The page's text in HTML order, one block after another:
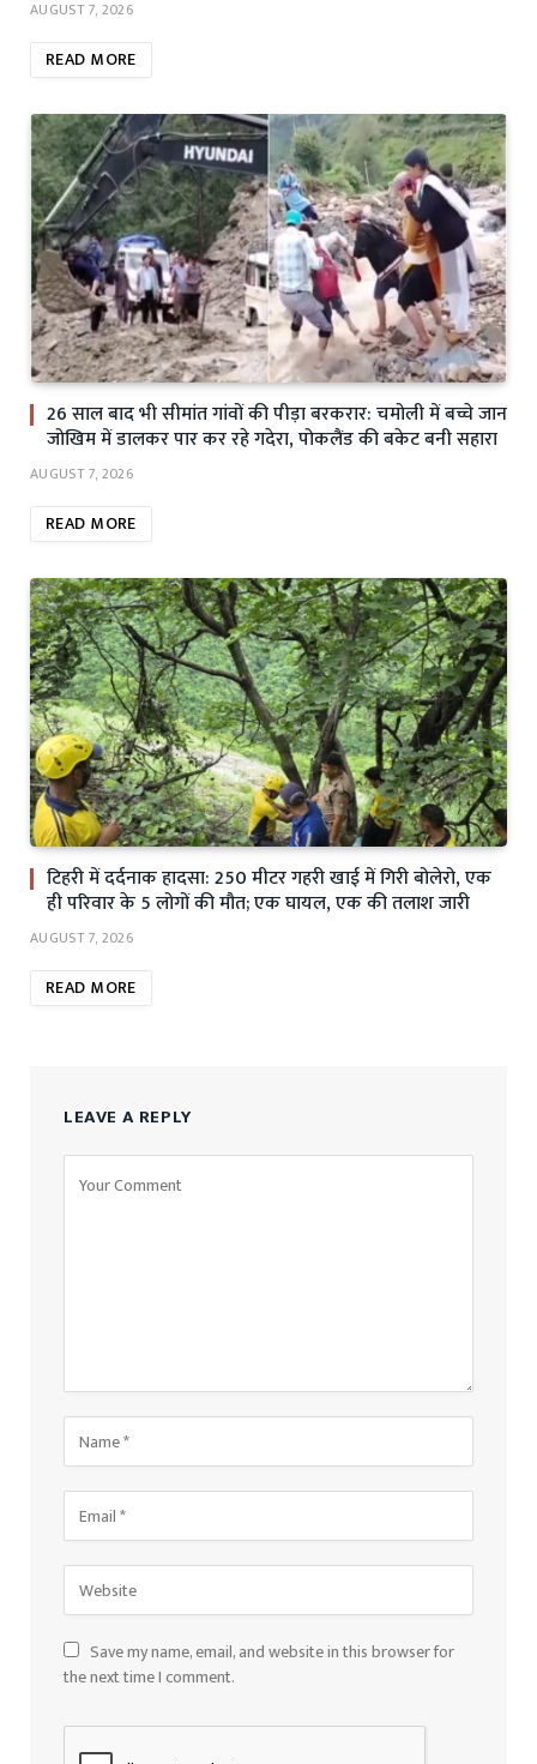
AUGUST 7, 2026
READ MORE
26 साल बाद भी सीमांत गांवों की पीड़ा बरकरार: चमोली में बच्चे जान
जोखिम में डालकर पार कर रहे गदेरा, पोकलैंड की बकेट बनी सहारा
AUGUST 7, 2026
READ MORE
टिहरी में दर्दनाक हादसा: 250 मीटर गहरी खाई में गिरी बोलेरो, एक
ही परिवार के 5 लोगों की मौत; एक घायल, एक की तलाश जारी
AUGUST 7, 2026
READ MORE
LEAVE A REPLY
Save my name, email, and website in this browser for
the next time I comment.